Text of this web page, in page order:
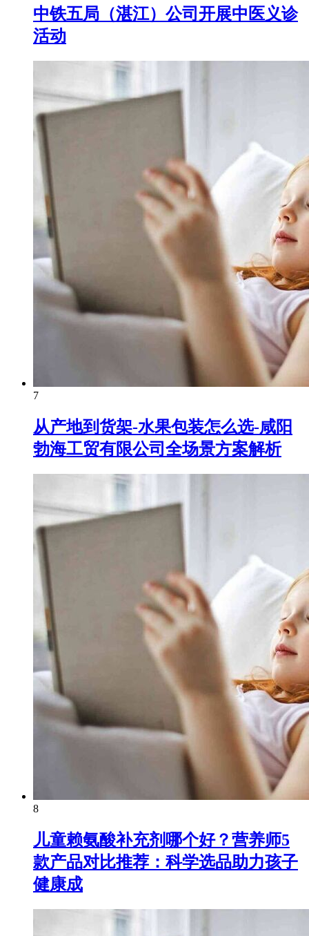
中铁五局（湛江）公司开展中医义诊
活动
7
从产地到货架-水果包装怎么选-咸阳
勃海工贸有限公司全场景方案解析
8
儿童赖氨酸补充剂哪个好？营养师5
款产品对比推荐：科学选品助力孩子
健康成